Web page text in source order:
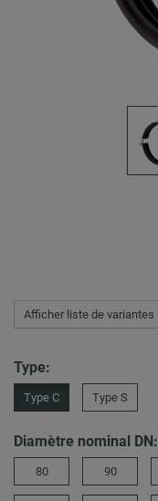
Afficher liste de variantes
Type:
Type C Type S
Diamètre nominal DN:
80 90